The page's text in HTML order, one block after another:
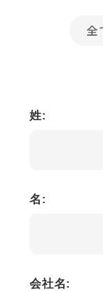
全
姓:
名:
会社名: